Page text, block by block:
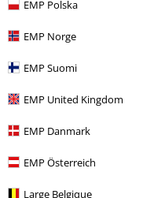
EMP Polska
EMP Norge
EMP Suomi
EMP United Kingdom
EMP Danmark
EMP Österreich
Large Belgique
48% DTO
Tops
Camisetas
Nuevo Ropa Camisetas & Tops